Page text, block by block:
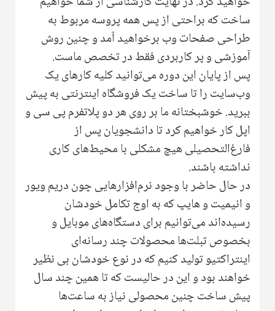
ساخت که براحتی از پس همه پروسه مربوط به
طراحی صفحات وب بر‌خواهید آمد و چنین روش
آموزشی و پر کاربردی فقط در تخصص ماست.
پس از پایان این دوره می‌توانید کلیه کارهای یک
وب‌سایت را تا ساخت یک فروشگاه اینترنتی به پیش
ببرید. خوشبختانه ما بر روی هر دو پلاتفرم پی سی و
اپل کار خواهیم کرد تا دانشجویان پس از
فارغ‌التحصیلی هیچ مشکلی با محیط‌های کاری
نداشته باشند.
در حال حاضر با وجود نرم‌افزارهایی چون دریم ویور
و انیمیت و هایپ که به اوج تکامل خودشان
رسیده‌اند می‌توانیم برای دستگاه‌های موبایل و
بخصوص تبلت‌ها محصولات چند رسانه‌ای
اینتراکتیو تولید کنیم که در نوع خودشان بی نظیر
خواهند بود و این در حالیست که تا همین چند سال
پیش ساخت چنین محصولی نیاز به ساعت‌ها